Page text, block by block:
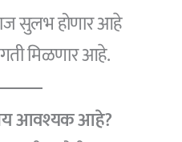
सुलभ होणार आहे
मिळणार आहे.
आवश्यक आहे?